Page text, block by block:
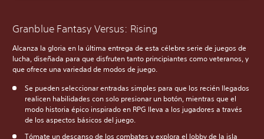
Granblue Fantasy Versus: Rising
Alcanza la gloria en la última entrega de esta célebre serie de juegos de
lucha, diseñada para que disfruten tanto principiantes como veteranos, y
que ofrece una variedad de modos de juego.
Se pueden seleccionar entradas simples para que los recién llegados
realicen habilidades con solo presionar un botón, mientras que el
modo historia épico inspirado en RPG lleva a los jugadores a través
de los aspectos básicos del juego.
Tómate un descanso de los combates y explora el lobby de la isla